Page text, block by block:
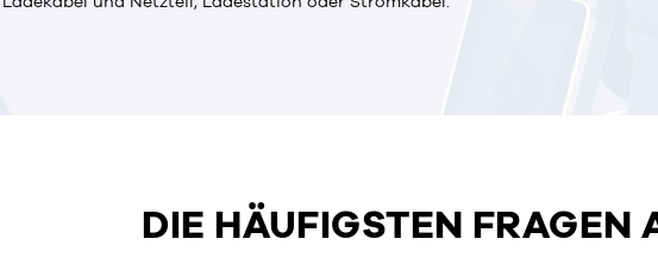
DIE HÄUFIGSTEN FRAGEN